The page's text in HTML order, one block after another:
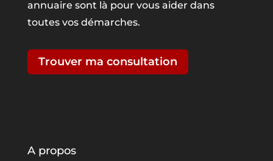
annuaire sont là pour vous aider dans
toutes vos démarches.
Trouver ma consultation
A propos